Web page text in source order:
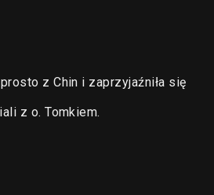
z Chin i zaprzyjaźniła się
z o. Tomkiem.